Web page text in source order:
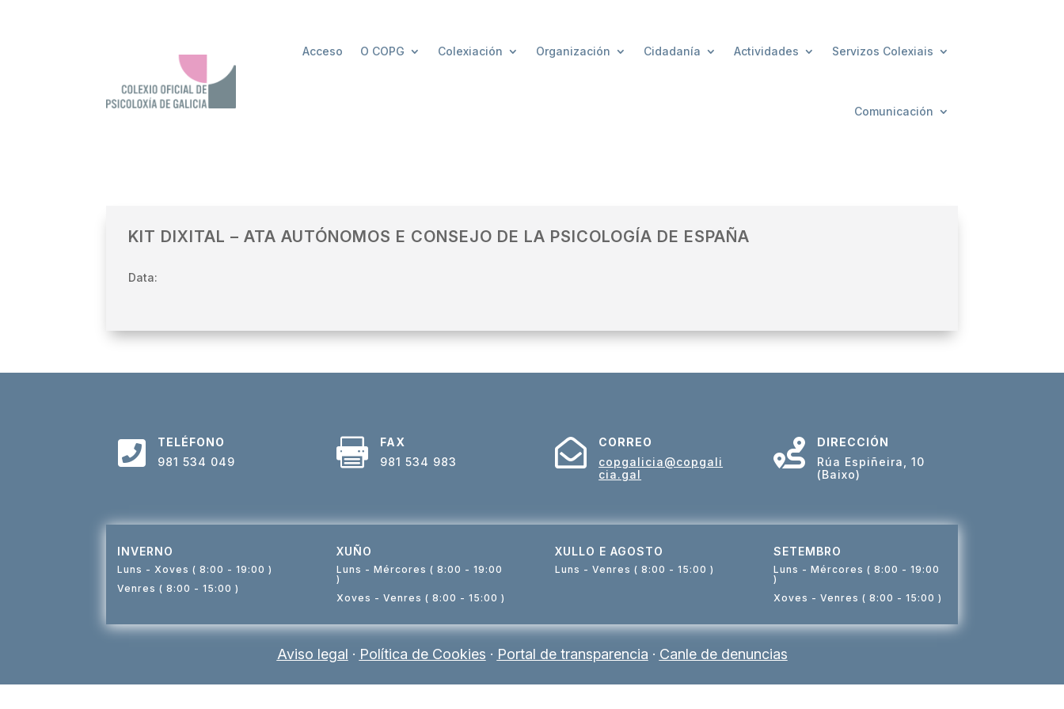
Acceso O COPG Colexiación Organización Cidadanía Actividades Servizos Colexiais
Comunicación
KIT DIXITAL – ATA AUTÓNOMOS E CONSEJO DE LA PSICOLOGÍA DE ESPAÑA
Data:

TELÉFONO
981 534 049

FAX
981 534 983

CORREO
copgalicia@copgali
cia.gal

DIRECCIÓN
Rúa Espiñeira, 10
(Baixo)
INVERNO
Luns - Xoves ( 8:00 - 19:00 )
Venres ( 8:00 - 15:00 )
XUÑO
Luns - Mércores ( 8:00 - 19:00
)
Xoves - Venres ( 8:00 - 15:00 )
XULLO E AGOSTO
Luns - Venres ( 8:00 - 15:00 )
SETEMBRO
Luns - Mércores ( 8:00 - 19:00
)
Xoves - Venres ( 8:00 - 15:00 )
Aviso legal · Política de Cookies · Portal de transparencia · Canle de denuncias